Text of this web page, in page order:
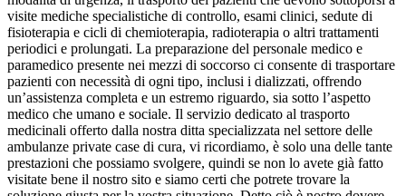
visite mediche specialistiche di controllo, esami clinici, sedute di
fisioterapia e cicli di chemioterapia, radioterapia o altri trattamenti
periodici e prolungati. La preparazione del personale medico e
paramedico presente nei mezzi di soccorso ci consente di trasportare
pazienti con necessità di ogni tipo, inclusi i dializzati, offrendo
un’assistenza completa e un estremo riguardo, sia sotto l’aspetto
medico che umano e sociale. Il servizio dedicato al trasporto
medicinali offerto dalla nostra ditta specializzata nel settore delle
ambulanze private case di cura, vi ricordiamo, è solo una delle tante
prestazioni che possiamo svolgere, quindi se non lo avete già fatto
visitate bene il nostro sito e siamo certi che potrete trovare la